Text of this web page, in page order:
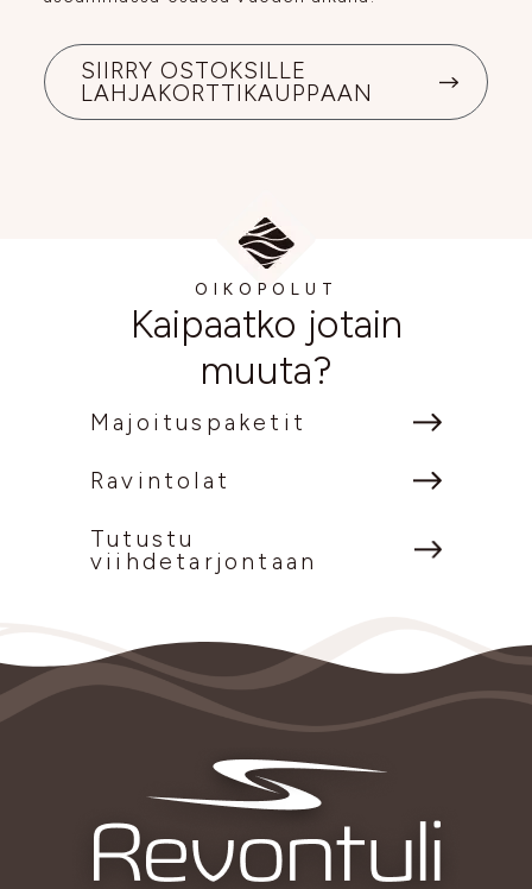
SIIRRY OSTOKSILLE
LAHJAKORTTIKAUPPAAN
OIKOPOLUT
Kaipaatko jotain
muuta?
Majoituspaketit
Ravintolat
Tutustu
viihdetarjontaan